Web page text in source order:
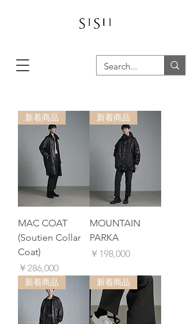
新着商品
MAC COAT
(Soutien Collar
Coat)
価格
￥286,000
新着商品
MOUNTAIN
PARKA
価格
￥198,000
新着商品 新着商品